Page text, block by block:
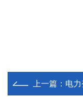
上一篇： 电